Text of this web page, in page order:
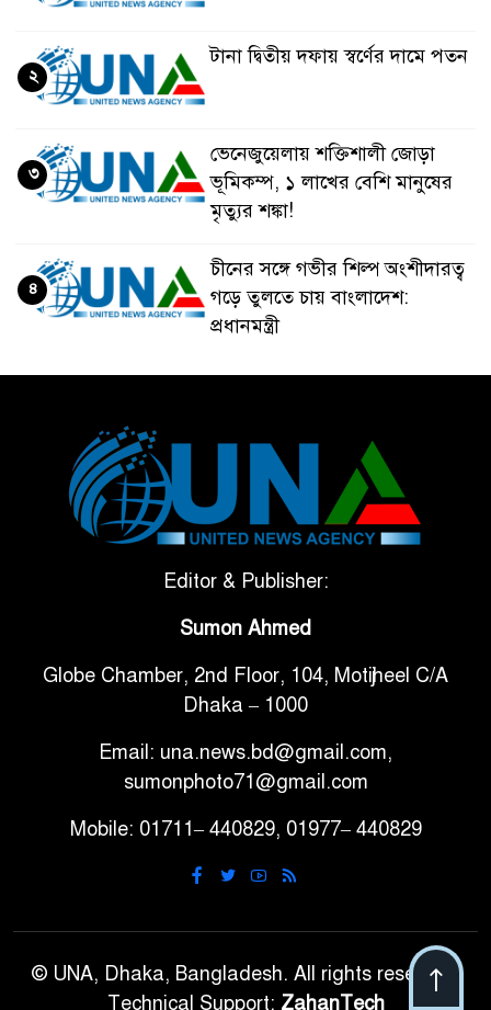
টানা দ্বিতীয় দফায় স্বর্ণের দামে পতন
২
ভেনেজুয়েলায় শক্তিশালী জোড়া
ভূমিকম্প, ১ লাখের বেশি মানুষের
মৃত্যুর শঙ্কা!
৩
চীনের সঙ্গে গভীর শিল্প অংশীদারত্ব
গড়ে তুলতে চায় বাংলাদেশ:
প্রধানমন্ত্রী
৪
টানা ৩ ম্যাচে গোল ভিনির, ইতিহাস
বলছে বিশ্বকাপ জিতবে ব্রাজিল
সরকারি ৩শ কেজি বই বিক্রির
গাড়ি বিক্রির পর মালিকানা
পরিবর্তনে কঠোর নির্দেশনা
আ.লীগ ও বিএনপির বিরুদ্ধে
নাহিদ
ঢাবিতে মাথায় কাঁঠাল পড়ে মালির
Editor & Publisher:
Sumon Ahmed
Globe Chamber, 2nd Floor, 104, Motijheel C/A
Dhaka – 1000
Email: una.news.bd@gmail.com,
sumonphoto71@gmail.com
Mobile: 01711– 440829, 01977– 440829
© UNA, Dhaka, Bangladesh. All rights reserved.
Technical Support: ZahanTech